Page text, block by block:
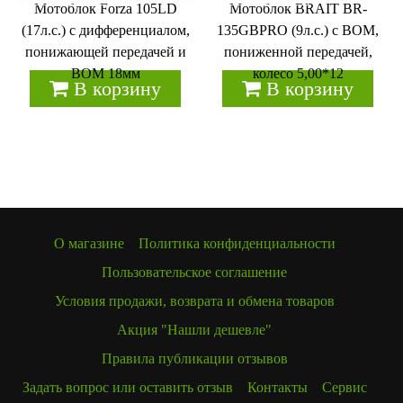
Мотоблок Forza 105LD
(17л.с.) с дифференциалом,
понижающей передачей и
ВОМ 18мм
В корзину
Мотоблок BRAIT BR-
135GBPRO (9л.с.) с ВОМ,
пониженной передачей,
колесо 5,00*12
В корзину
О магазине
Политика конфиденциальности
Пользовательское соглашение
Условия продажи, возврата и обмена товаров
Акция "Нашли дешевле"
Правила публикации отзывов
Задать вопрос или оставить отзыв
Контакты Сервис